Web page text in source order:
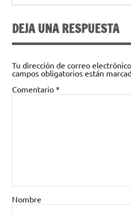
DEJA UNA RESPUESTA
Tu dirección de correo
campos obligatorios están
Comentario *
Nombre